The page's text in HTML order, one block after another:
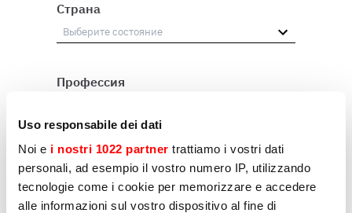
Uso responsabile dei dati
Noi e i nostri 1022 partner trattiamo i vostri dati
personali, ad esempio il vostro numero IP, utilizzando
tecnologie come i cookie per memorizzare e accedere
alle informazioni sul vostro dispositivo al fine di
Страна
Профессия
Пользователь
Другое